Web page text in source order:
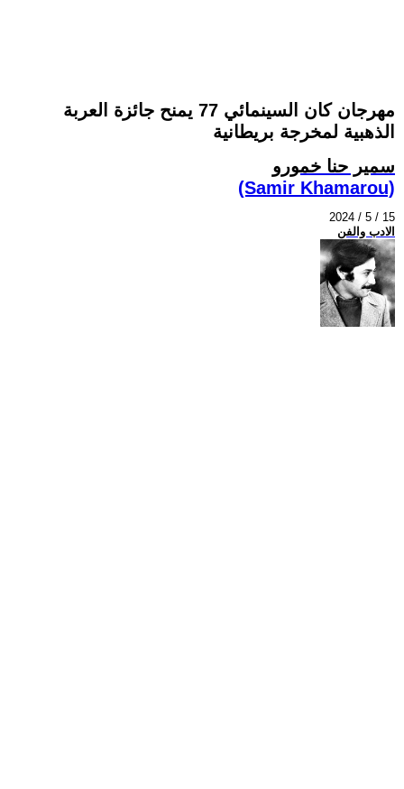
مهرجان كان السينمائي 77 يمنح جائزة العربة
الذهبية لمخرجة بريطانية
سمير حنا خمورو
(Samir Khamarou)
2024 / 5 / 15
الادب والفن